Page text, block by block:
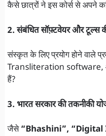
कैसे छात्रों ने इस कोर्स से अपने
2. संबंधित सॉफ़्टवेयर और टूल्स
संस्कृत के लिए प्रयोग होने वाले
Transliteration software,
हैं?
3. भारत सरकार की तकनीकी
जैसे“Bhashini”, “Digital